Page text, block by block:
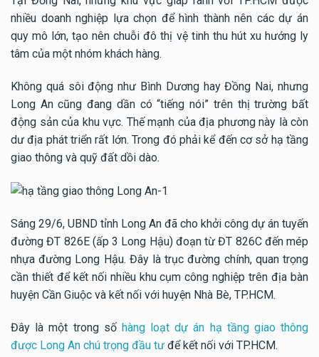
nhiều doanh nghiệp lựa chọn để hình thành nên các dự án
quy mô lớn, tạo nên chuỗi đô thị vệ tinh thu hút xu hướng ly
tâm của một nhóm khách hàng.
Không quá sôi động như Bình Dương hay Đồng Nai, nhưng
Long An cũng đang dần có “tiếng nói” trên thị trường bất
động sản của khu vực. Thế mạnh của địa phương này là còn
dư địa phát triển rất lớn. Trong đó phải kể đến cơ sở hạ tầng
giao thông và quỹ đất dồi dào.
Sáng 29/6, UBND tỉnh Long An đã cho khởi công dự án tuyến
đường ĐT 826E (ấp 3 Long Hậu) đoạn từ ĐT 826C đến mép
nhựa đường Long Hậu. Đây là trục đường chính, quan trọng
cần thiết để kết nối nhiều khu cụm công nghiệp trên địa bàn
huyện Cần Giuộc và kết nối với huyện Nhà Bè, TP.HCM.
Đây là một trong số hàng loạt dự án hạ tầng giao thông
được Long An chú trọng đầu tư để kết nối với TP.HCM.